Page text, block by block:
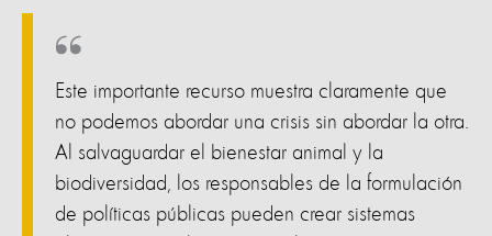
Este importante recurso muestra claramente que
no podemos abordar una crisis sin abordar la otra.
Al salvaguardar el bienestar animal y la
biodiversidad, los responsables de la formulación
de políticas públicas pueden crear sistemas